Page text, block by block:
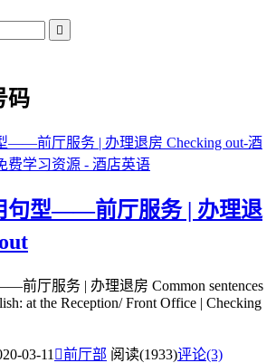

码
句型——前厅服务 | 办理退
前厅服务 | 办理退房 Common sentences
at the Reception/ Front Office | Checking
03-11 前厅部 阅读(1933)评论(3)